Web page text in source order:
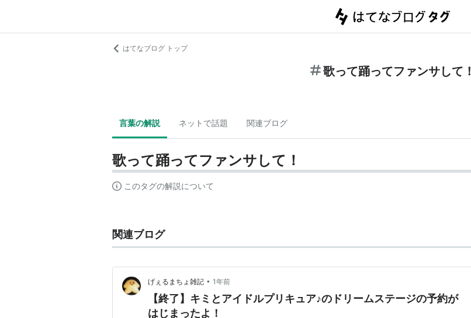
はてなブログ トップ
歌って踊ってファンサして！
言葉の解説 ネットで話題 関連ブログ
歌って踊ってファンサして！
このタグの解説について
関連ブログ
げぇるまちょ雑記 • 1年前
【終了】キミとアイドルプリキュア♪のドリームステージの予約が
はじまったよ！